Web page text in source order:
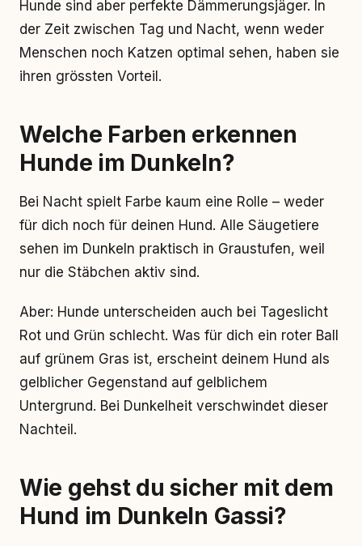
Hunde sind aber perfekte Dämmerungsjäger. In
der Zeit zwischen Tag und Nacht, wenn weder
Menschen noch Katzen optimal sehen, haben sie
ihren grössten Vorteil.
Welche Farben erkennen
Hunde im Dunkeln?
Bei Nacht spielt Farbe kaum eine Rolle – weder
für dich noch für deinen Hund. Alle Säugetiere
sehen im Dunkeln praktisch in Graustufen, weil
nur die Stäbchen aktiv sind.
Aber: Hunde unterscheiden auch bei Tageslicht
Rot und Grün schlecht. Was für dich ein roter Ball
auf grünem Gras ist, erscheint deinem Hund als
gelblicher Gegenstand auf gelblichem
Untergrund. Bei Dunkelheit verschwindet dieser
Nachteil.
Wie gehst du sicher mit dem
Hund im Dunkeln Gassi?